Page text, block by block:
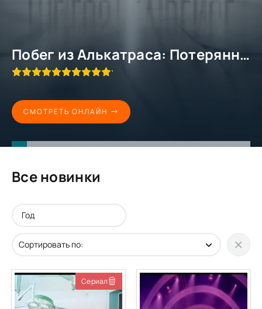
Побег из Алькатраса: Потерянные доказательства
СМОТРЕТЬ ОНЛАЙН
Все новинки
Сериал